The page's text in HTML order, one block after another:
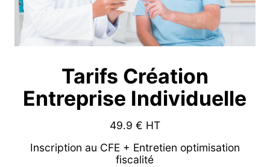
Tarifs Création
Entreprise Individuelle
49.9 € HT
Inscription au CFE + Entretien optimisation
fiscalité